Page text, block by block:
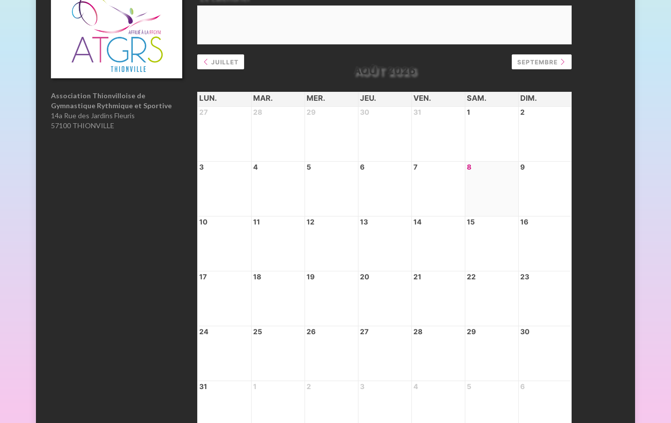
Association Thionvilloise de
Gymnastique Rythmique et Sportive
14a Rue des Jardins Fleuris
57100 THIONVILLE
JUILLET
AOÛT 2026
SEPTEMBRE
LUN. MAR. MER. JEU. VEN. SAM. DIM.
27 28 29 30 31 1 2
3 4 5 6 7 8 9
10 11 12 13 14 15 16
17 18 19 20 21 22 23
24 25 26 27 28 29 30
31 1 2 3 4 5 6